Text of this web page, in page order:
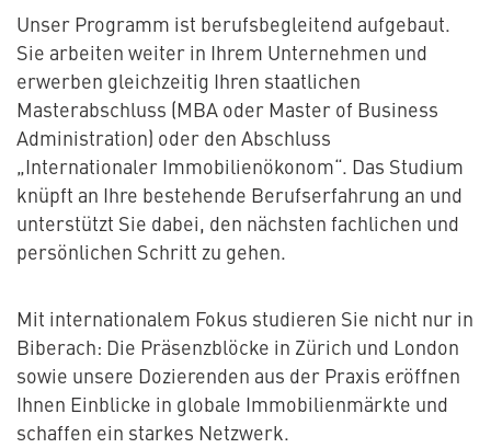
Unser Programm ist berufsbegleitend aufgebaut.
Sie arbeiten weiter in Ihrem Unternehmen und
erwerben gleichzeitig Ihren staatlichen
Masterabschluss (MBA oder Master of Business
Administration) oder den Abschluss
„Internationaler Immobilienökonom“. Das Studium
knüpft an Ihre bestehende Berufserfahrung an und
unterstützt Sie dabei, den nächsten fachlichen und
persönlichen Schritt zu gehen.
Mit internationalem Fokus studieren Sie nicht nur in
Biberach: Die Präsenzblöcke in Zürich und London
sowie unsere Dozierenden aus der Praxis eröffnen
Ihnen Einblicke in globale Immobilienmärkte und
schaffen ein starkes Netzwerk.